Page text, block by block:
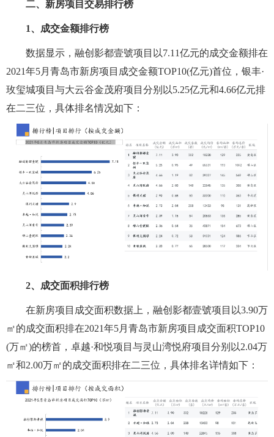
二、新房项目交易排行榜
1、成交金额排行榜
数据显示，融创影都壹號项目以7.11亿元的成交金额排在
2021年5月青岛市新房项目成交金额TOP10(亿元)首位，银丰·
玫玺城项目与大云谷金茂府项目分别以5.25亿元和4.66亿元排
在二三位，具体排名情况如下：
2、成交面积排行榜
在新房项目成交面积数据上，融创影都壹號项目以3.90万
㎡的成交面积排在2021年5月青岛市新房项目成交面积TOP10
(万㎡)的榜首，卓越·和悦项目与灵山湾悦府项目分别以2.04万
㎡和2.00万㎡的成交面积排在二三位，具体排名详情如下：